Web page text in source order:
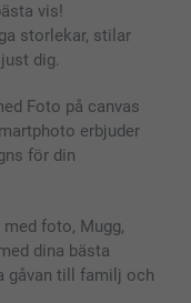
vis!
storlekar, stilar
dig.
Foto på canvas
erbjuder
för din
foto, Mugg,
dina bästa
gåvan till familj och